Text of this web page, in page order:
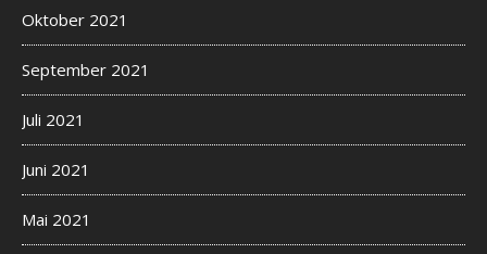
Oktober 2021
September 2021
Juli 2021
Juni 2021
Mai 2021